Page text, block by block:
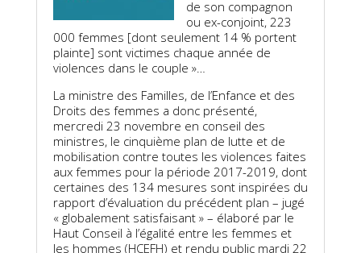
de son compagnon
ou ex-conjoint, 223
000 femmes [dont seulement 14 % portent
plainte] sont victimes chaque année de
violences dans le couple »…
La ministre des Familles, de l’Enfance et des
Droits des femmes a donc présenté,
mercredi 23 novembre en conseil des
ministres, le cinquième plan de lutte et de
mobilisation contre toutes les violences faites
aux femmes pour la période 2017-2019, dont
certaines des 134 mesures sont inspirées du
rapport d’évaluation du précédent plan – jugé
« globalement satisfaisant » – élaboré par le
Haut Conseil à l’égalité entre les femmes et
les hommes (HCEFH) et rendu public mardi 22